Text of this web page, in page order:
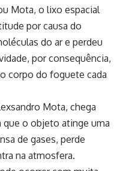
Mota, o lixo espacial
por causa do
do ar e perdeu
por consequência,
corpo do foguete cada
Mota, chega
o objeto atinge uma
de gases, perde
na atmosfera.